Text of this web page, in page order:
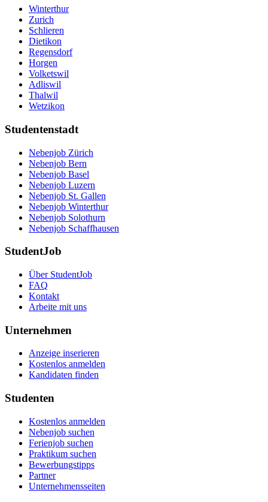
Winterthur
Zurich
Schlieren
Dietikon
Regensdorf
Horgen
Volketswil
Adliswil
Thalwil
Wetzikon
Studentenstadt
Nebenjob Zürich
Nebenjob Bern
Nebenjob Basel
Nebenjob Luzern
Nebenjob St. Gallen
Nebenjob Winterthur
Nebenjob Solothurn
Nebenjob Schaffhausen
StudentJob
Über StudentJob
FAQ
Kontakt
Arbeite mit uns
Unternehmen
Anzeige inserieren
Kostenlos anmelden
Kandidaten finden
Studenten
Kostenlos anmelden
Nebenjob suchen
Ferienjob suchen
Praktikum suchen
Bewerbungstipps
Partner
Unternehmensseiten